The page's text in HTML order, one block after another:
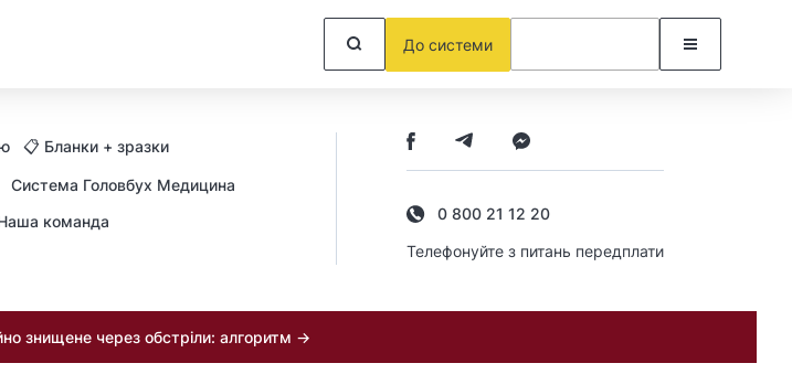
До системи
📋 Бланки + зразки
Система Головбух Медицина
команда
0 800 21 12 20
Телефонуйте з питань передплати
знищене через обстріли: алгоритм →